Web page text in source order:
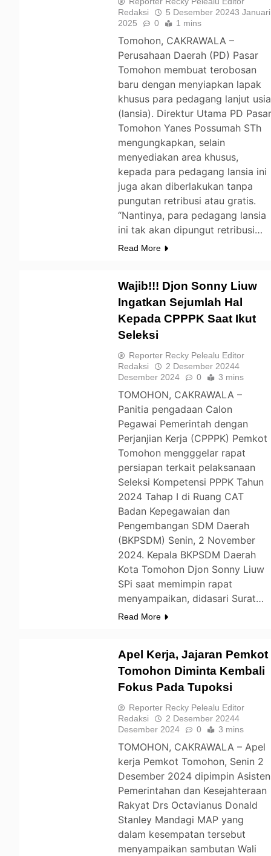
Redaksi
5 Desember 20243 Januari
2025
0 1 mins
Tomohon, CAKRAWALA –
Perusahaan Daerah (PD) Pasar
Tomohon membuat terobosan
baru dengan menyiapkan lapak
khusus para pedagang lanjut usia
(lansia). Direktur Utama PD
Tomohon Yanes Possumah STh
mengungkapkan, selain
menyediakan area khusus,
kepada para pedagang lansia ini
juga akan diberlakukan tanpa
pungutan retribusi atau gratis.
“Nantinya, para pedagang lansia
ini tak akan dipungut retribusi…
Read More
Wajib!!! Djon Sonny Liuw
Ingatkan Sejumlah Hal
Kepada CPPPK Saat Ikut
Seleksi
Reporter Recky Pelealu Editor
Redaksi
2 Desember 20244
Desember 2024
0 3 mins
TOMOHON, CAKRAWALA –
Panitia pengadaan Calon
Pegawai Pemerintah dengan
Perjanjian Kerja (CPPPK) Pemkot
Tomohon mengggelar rapat
persiapan terkait pelaksanaan
Seleksi Kompetensi PPPK Tahun
2024 Tahap I di Ruang CAT
Badan Kepegawaian dan
Pengembangan SDM Daerah
(BKPSDM) Senin, 2 November
2024. Kepala BKPSDM Daerah
Kota Tomohon Djon Sonny Liuw
SPi saat memimpin rapat
menyampaikan, didasari Surat…
Read More
Apel Kerja, Jajaran Pemkot
Tomohon Diminta Kembali
Fokus Pada Tupoksi
Reporter Recky Pelealu Editor
Redaksi
2 Desember 20244
Desember 2024
0 3 mins
TOMOHON, CAKRAWALA – Apel
kerja Pemkot Tomohon, Senin 2
Desember 2024 dipimpin Asisten
Pemerintahan dan Kesejahteraan
Rakyat Drs Octavianus Donald
Stanley Mandagi MAP yang
dalam kesempatan tersebut
menyampaikan sambutan Wali